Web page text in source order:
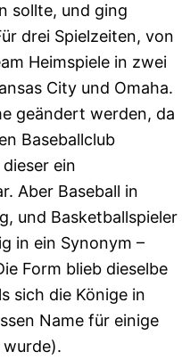
sollte, und ging
drei Spielzeiten, von
Heimspiele in zwei
City und Omaha.
geändert werden, da
Baseballclub
ein
Aber Baseball in
und Basketballspieler
in ein Synonym –
Form blieb dieselbe
sich die Könige in
Name für einige